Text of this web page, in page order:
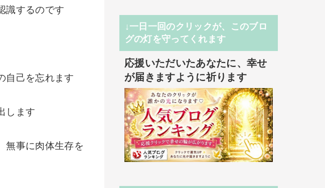
識するのです
自己を忘れます
します
無事に肉体生存を
↓一日一回のクリックが、このブロ
グの灯を守ってくれます
応援いただいたあなたに、幸せ
が届きますように祈ります